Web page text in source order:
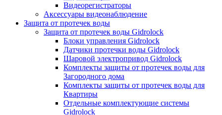
Видеорегистраторы
Аксессуары видеонаблюдение
Защита от протечек воды
Защита от протечек воды Gidrolock
Блоки управления Gidrolock
Датчики протечки воды Gidrolock
Шаровой электропривод Gidrolock
Комплекты защиты от протечек воды для
Загородного дома
Комплекты защиты от протечек воды для
Квартиры
Отдельные комплектующие системы
Gidrolock